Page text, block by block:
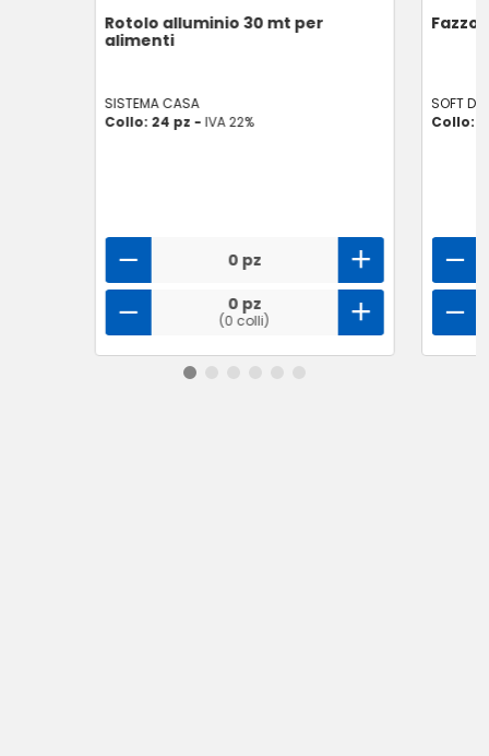
Rotolo alluminio 30 mt per
alimenti
SISTEMA CASA
Collo: 24 pz - IVA 22%
0 pz
0 pz
(0 colli)
SOFT
Collo: